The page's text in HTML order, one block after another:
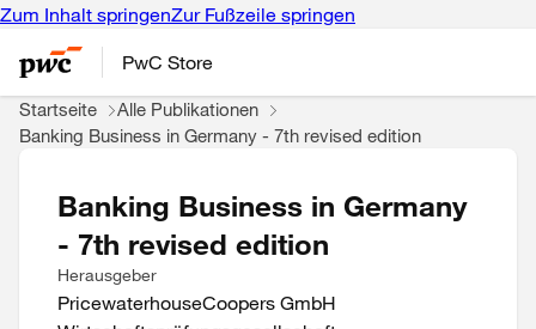
Zum Inhalt springenZur Fußzeile springen
PwC Store
Startseite
Alle Publikationen
Banking Business in Germany - 7th revised edition
Banking Business in Germany
- 7th revised edition
Herausgeber
PricewaterhouseCoopers GmbH